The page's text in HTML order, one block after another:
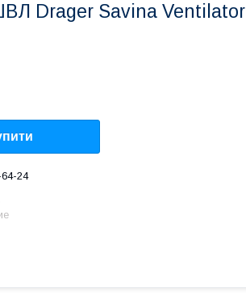
Drager Savina Ventilator
24